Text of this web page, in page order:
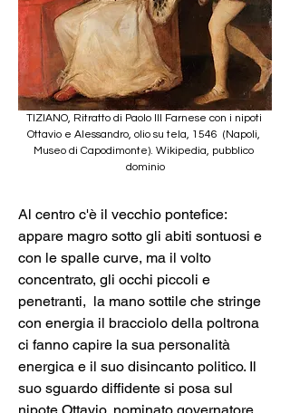
TIZIANO, Ritratto di Paolo III Farnese con i nipoti
Ottavio e Alessandro, olio su tela, 1546  (Napoli,
Museo di Capodimonte). Wikipedia, pubblico
dominio
Al centro c'è il vecchio pontefice:
appare magro sotto gli abiti sontuosi e
con le spalle curve, ma il volto
concentrato, gli occhi piccoli e
penetranti,  la mano sottile che stringe
con energia il bracciolo della poltrona
ci fanno capire la sua personalità
energica e il suo disincanto politico. Il
suo sguardo diffidente si posa sul